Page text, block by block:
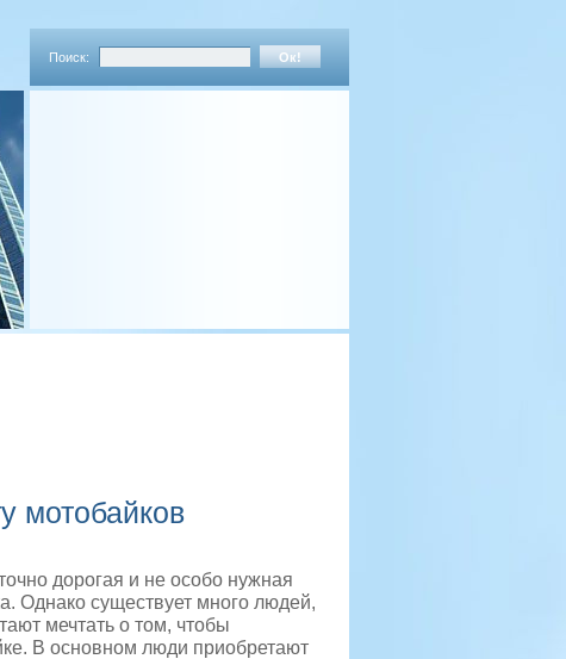
Поиск:
мотобайков
дорогая и не особо нужная
Однако существует много людей,
мечтать о том, чтобы
В основном люди приобретают